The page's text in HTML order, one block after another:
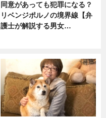
同意があっても犯罪になる？
リベンジポルノの境界線【弁
護士が解説する男女…